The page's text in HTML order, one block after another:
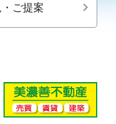
ご提案